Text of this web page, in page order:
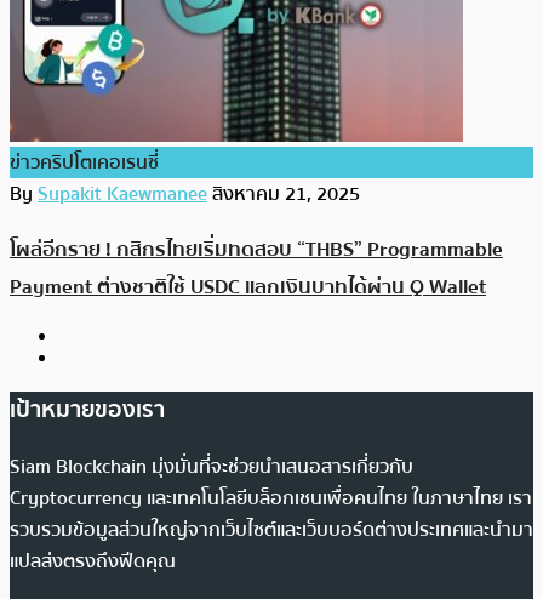
ข่าวคริปโตเคอเรนซี่
BySupakit Kaewmaneeสิงหาคม 21, 2025
โผล่อีกราย ! กสิกรไทยเริ่มทดสอบ “THBS” Programmable
Payment ต่างชาติใช้ USDC แลกเงินบาทได้ผ่าน Q Wallet
เป้าหมายของเรา
Siam Blockchain มุ่งมั่นที่จะช่วยนำเสนอสารเกี่ยวกับ
Cryptocurrency และเทคโนโลยีบล็อกเชนเพื่อคนไทย ในภาษาไทย เรา
รวบรวมข้อมูลส่วนใหญ่จากเว็บไซต์และเว็บบอร์ดต่างประเทศและนำมา
แปลส่งตรงถึงฟีดคุณ